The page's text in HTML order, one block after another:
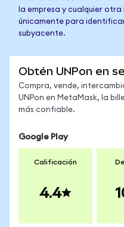
la empresa y cualquier
únicamente para
subyacente.
Obtén UNPon en
Compra, vende,
UNPon en MetaMask, la
más confiable.
Google Play
Calificación
4.4